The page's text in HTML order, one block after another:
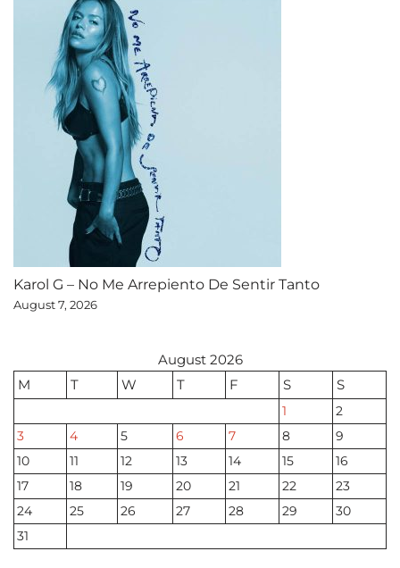
Karol G – No Me Arrepiento De Sentir Tanto
August 7, 2026
August 2026
M
T W T F S S
1
2
3
4 5 6 7 8
9
10
11 12 13 14 15
16
17
18 19 20 21 22
23
24
25 26 27 28 29
30
31